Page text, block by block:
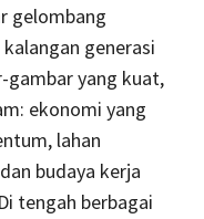
gelombang
generasi
gambar yang kuat,
ekonomi yang
lahan
budaya kerja
tengah berbagai